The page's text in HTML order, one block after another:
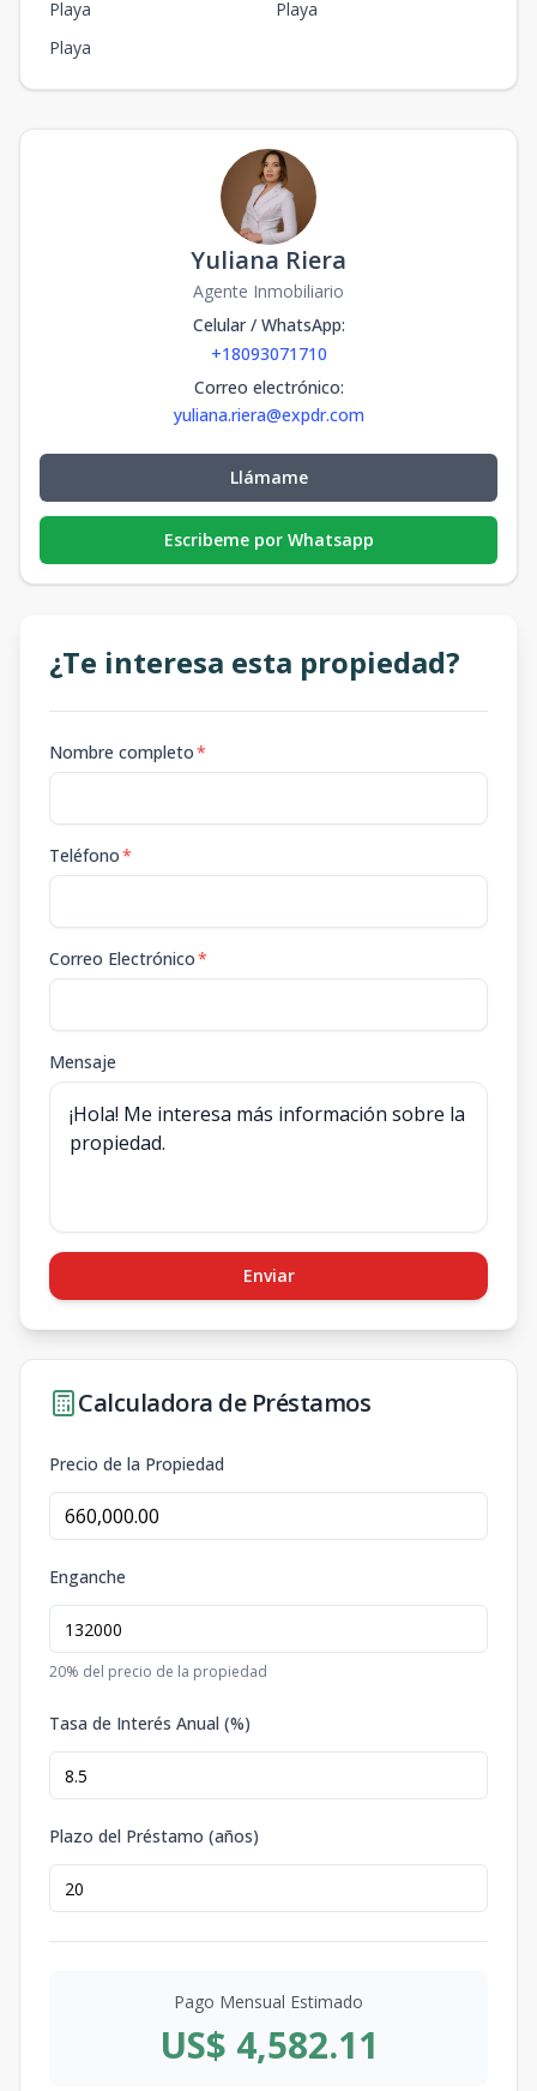
Playa
Playa
Playa
Yuliana Riera
Agente Inmobiliario
Celular / WhatsApp:
+18093071710
Correo electrónico:
yuliana.riera@expdr.com
Llámame
Escribeme por Whatsapp
¿Te interesa esta propiedad?
Nombre completo*
Teléfono*
Correo Electrónico*
Mensaje
Enviar
Calculadora de Préstamos
Precio de la Propiedad
Enganche
20% del precio de la propiedad
Tasa de Interés Anual (%)
Plazo del Préstamo (años)
Pago Mensual Estimado
US$ 4,582.11